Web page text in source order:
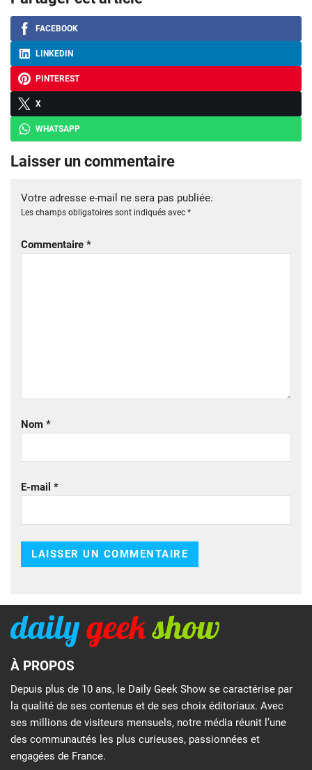
FACEBOOK
LINKEDIN
PINTEREST
X
WHATSAPP
Laisser un commentaire
Votre adresse e-mail ne sera pas publiée.
Les champs obligatoires sont indiqués avec *
Commentaire *
Nom *
E-mail *
À PROPOS
Depuis plus de 10 ans, le Daily Geek Show se caractérise par
la qualité de ses contenus et de ses choix éditoriaux. Avec
ses millions de visiteurs mensuels, notre média réunit l’une
des communautés les plus curieuses, passionnées et
engagées de France.